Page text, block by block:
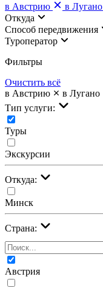
в Австрию
в Лугано
Откуда
Cпособ передвижения
Туроператор
Фильтры
Очистить всё
в Австрию
в Лугано
Тип услуги:
Туры
Экскурсии
Откуда:
Минск
Страна:
Австрия